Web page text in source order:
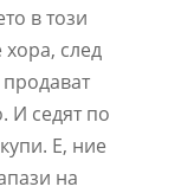
в този
хора, след
И седят по
Е, ние
на